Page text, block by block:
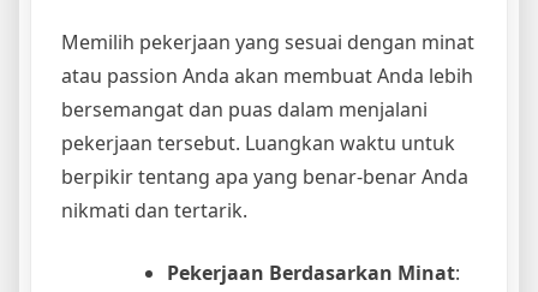
Memilih pekerjaan yang sesuai dengan minat
atau passion Anda akan membuat Anda lebih
bersemangat dan puas dalam menjalani
pekerjaan tersebut. Luangkan waktu untuk
berpikir tentang apa yang benar-benar Anda
nikmati dan tertarik.
Pekerjaan Berdasarkan Minat: